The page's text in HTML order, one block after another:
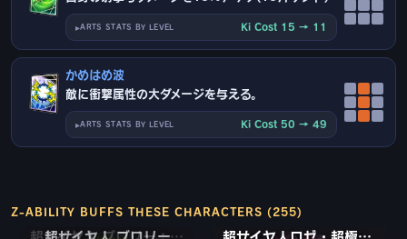
ARTS STATS BY LEVEL Ki Cost 15 → 11
かめはめ波
敵に衝撃属性の大ダメージを与える。
ARTS STATS BY LEVEL Ki Cost 50 → 49
Z-ABILITY BUFFS THESE CHARACTERS (255)